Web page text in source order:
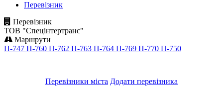
Перевізник
Перевізник
ТОВ "Спецінтертранс"
Маршрути
П-747 П-760 П-762 П-763 П-764 П-769 П-770 П-750
Перевізники міста Додати перевізника